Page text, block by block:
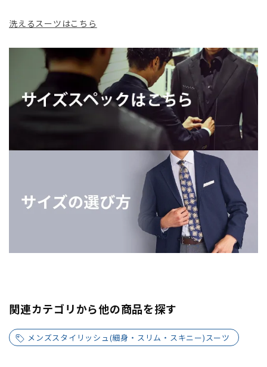
洗えるスーツはこちら
関連カテゴリから他の商品を探す
メンズスタイリッシュ(細身・スリム・スキニー)スーツ